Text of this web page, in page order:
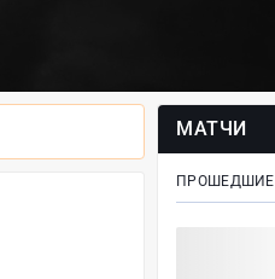
МАТЧИ
ПРОШЕДШИЕ